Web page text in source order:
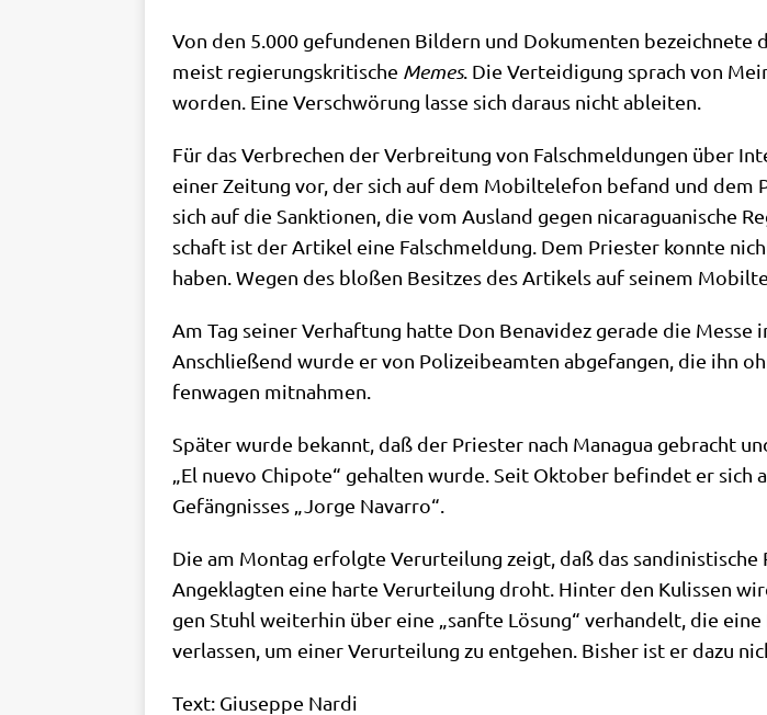
Von den 5.000 gefun­de­nen Bil­dern und Doku­men­ten bezeich­ne­te
meist regie­rungs­kri­ti­sche Memes. Die Ver­tei­di­gung sprach von
wor­den. Eine Ver­schwö­rung las­se sich dar­aus nicht ableiten.
Für das Ver­bre­chen der Ver­brei­tung von Falsch­mel­dun­gen über
einer Zei­tung vor, der sich auf dem Mobil­te­le­fon befand und dem
sich auf die Sank­tio­nen, die vom Aus­land gegen nica­ra­gua­ni­sche
schaft ist der Arti­kel eine Falsch­mel­dung. Dem Prie­ster konn­te
haben. Wegen des blo­ßen Besit­zes des Arti­kels auf sei­nem
Am Tag sei­ner Ver­haf­tung hat­te Don Bena­vi­dez gera­de die
Anschlie­ßend wur­de er von Poli­zei­be­am­ten abge­fan­gen, die ihn
fen­wa­gen mitnahmen.
Spä­ter wur­de bekannt, daß der Prie­ster nach Mana­gua gebracht
„El nue­vo Chi­pote“ gehal­ten wur­de. Seit Okto­ber befin­det er
Gefäng­nis­ses „Jor­ge Navarro“.
Die am Mon­tag erfolg­te Ver­ur­tei­lung zeigt, daß das
Ange­klag­ten eine har­te Ver­ur­tei­lung droht. Hin­ter den Kulis­sen
gen Stuhl wei­ter­hin über eine „sanf­te Lösung“ ver­han­delt, die
ver­las­sen, um einer Ver­ur­tei­lung zu ent­ge­hen. Bis­her ist er dazu
Text: Giu­sep­pe Nar­di